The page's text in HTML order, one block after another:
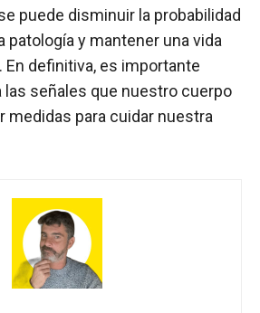
puede disminuir la probabilidad
patología y mantener una vida
En definitiva, es importante
las señales que nuestro cuerpo
medidas para cuidar nuestra